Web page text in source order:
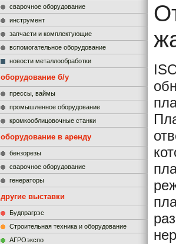
сварочное оборудование
инструмент
запчасти и комплектующие
вспомогательное оборудование
новости металлообработки
оборудование б/у
прессы, ваймы
промышленное оборудование
кромкооблицовочные станки
оборудование в аренду
бензорезы
сварочное оборудование
генераторы
другие выставки
Будпрагрэс
Строительная техника и оборудование
АГРОэкспо